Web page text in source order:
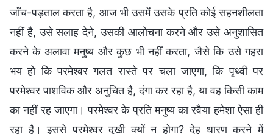
जाँच-पड़ताल करता है, आज भी उसमें उसके प्रति कोई सहनशीलता
नहीं है, उसे सलाह देने, उसकी आलोचना करने और उसे अनुशासित
करने के अलावा मनुष्य और कुछ भी नहीं करता, जैसे कि उसे गहरा
भय हो कि परमेश्वर गलत रास्ते पर चला जाएगा, कि पृथ्वी पर
परमेश्वर पाशविक और अनुचित है, दंगा कर रहा है, या वह किसी काम
का नहीं रह जाएगा। परमेश्वर के प्रति मनुष्य का रवैया हमेशा ऐसा ही
रहा है। इससे परमेश्वर दुखी क्यों न होगा? देह धारण करने में